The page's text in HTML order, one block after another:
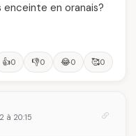
en oranais?
👍0 👎0 😂0 🥰0
à 20:15